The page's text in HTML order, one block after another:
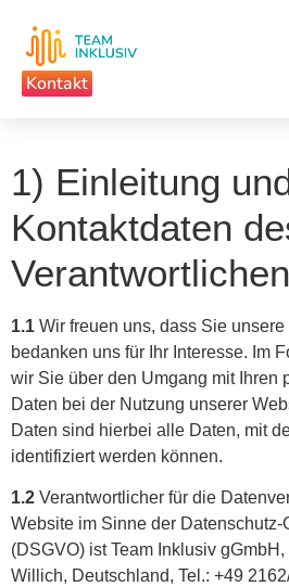
Kontakt
1) Einleitung
Kontaktdaten
Verantwortlichen
1.1 Wir freuen uns, dass Sie
bedanken uns für Ihr Interesse. Im
wir Sie über den Umgang mit Ihren
Daten bei der Nutzung unserer
Daten sind hierbei alle Daten, mit
identifiziert werden können.
1.2 Verantwortlicher für die
Website im Sinne der Datenschutz-
(DSGVO) ist Team Inklusiv
Willich, Deutschland, Tel.: +49